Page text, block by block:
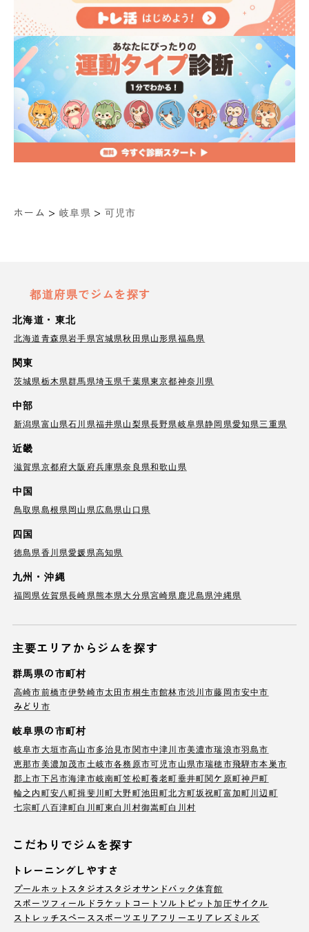
ホーム > 岐阜県 > 可児市
都道府県でジムを探す
北海道・東北
北海道青森県岩手県宮城県秋田県山形県福島県
関東
茨城県栃木県群馬県埼玉県千葉県東京都神奈川県
中部
新潟県富山県石川県福井県山梨県長野県岐阜県静岡県愛知県三重県
近畿
滋賀県京都府大阪府兵庫県奈良県和歌山県
中国
鳥取県島根県岡山県広島県山口県
四国
徳島県香川県愛媛県高知県
九州・沖縄
福岡県佐賀県長崎県熊本県大分県宮崎県 鹿児島県沖縄県
主要エリアからジムを探す
群馬県の市町村
高崎市前橋市伊勢崎市太田市桐生市館林市渋川市藤岡市安中市
みどり市
岐阜県の市町村
岐阜市大垣市高山市多治見市関市中津川市美濃市瑞浪市羽島市
恵那市美濃加茂市土岐市各務原市可児市山県市瑞穂市飛騨市本巣市
郡上市下呂市海津市岐南町笠松町養老町垂井町関ケ原町神戸町
輪之内町安八町揖斐川町大野町池田町北方町坂祝町富加町川辺町
七宗町 八百津町白川町東白川村御嵩町白川村
こだわりでジムを探す
トレーニングしやすさ
プールホットスタジオ スタジオサンドバック体育館
スポーツフィールド ラケットコート ソルトピット加圧サイクル
ストレッチスペース スポーツエリア フリーエリア レズミルズ